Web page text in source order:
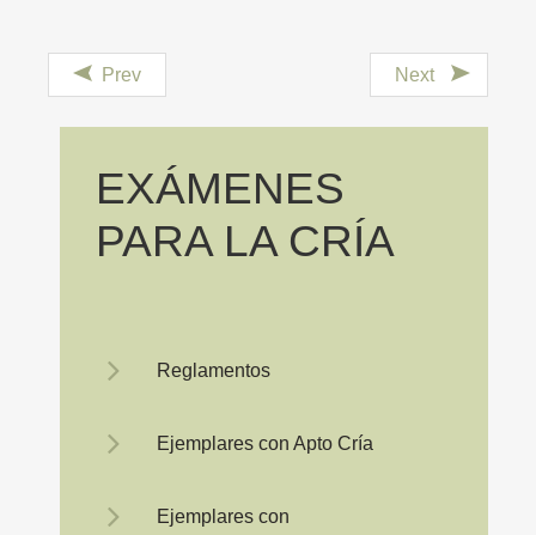
Prev Next
EXÁMENES
PARA LA CRÍA
Reglamentos
Ejemplares con Apto Cría
Ejemplares con